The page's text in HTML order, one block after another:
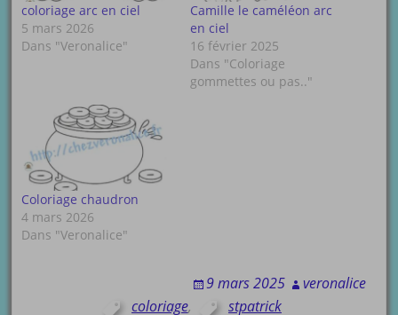
coloriage arc en ciel
5 mars 2026
Dans "Veronalice"
Camille le caméléon arc
en ciel
16 février 2025
Dans "Coloriage
gommettes ou pas.."
Coloriage chaudron
4 mars 2026
Dans "Veronalice"
9 mars 2025
veronalice
coloriage, stpatrick